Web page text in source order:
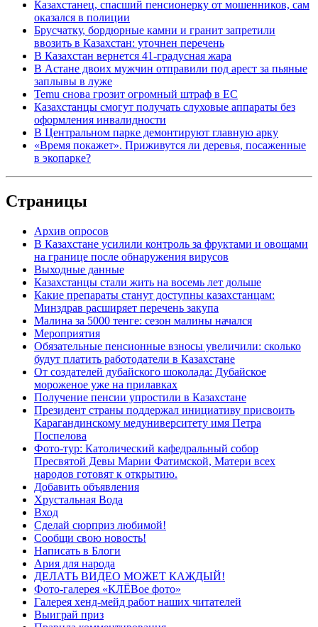
Казахстанец, спасший пенсионерку от мошенников, сам
оказался в полиции
Брусчатку, бордюрные камни и гранит запретили
ввозить в Казахстан: уточнен перечень
В Казахстан вернется 41-градусная жара
В Астане двоих мужчин отправили под арест за пьяные
заплывы в луже
Temu снова грозит огромный штраф в ЕС
Казахстанцы смогут получать слуховые аппараты без
оформления инвалидности
В Центральном парке демонтируют главную арку
«Время покажет». Приживутся ли деревья, посаженные
в экопарке?
Страницы
Архив опросов
В Казахстане усилили контроль за фруктами и овощами
на границе после обнаружения вирусов
Выходные данные
Казахстанцы стали жить на восемь лет дольше
Какие препараты станут доступны казахстанцам:
Минздрав расширяет перечень закупа
Малина за 5000 тенге: сезон малины начался
Мероприятия
Обязательные пенсионные взносы увеличили: сколько
будут платить работодатели в Казахстане
От создателей дубайского шоколада: Дубайское
мороженое уже на прилавках
Получение пенсии упростили в Казахстане
Президент страны поддержал инициативу присвоить
Карагандинскому медуниверситету имя Петра
Поспелова
Фото-тур: Католический кафедральный собор
Пресвятой Девы Марии Фатимской, Матери всех
народов готовят к открытию.
Добавить объявления
Хрустальная Вода
Вход
Сделай сюрприз любимой!
Сообщи свою новость!
Написать в Блоги
Ария для народа
ДЕЛАТЬ ВИДЕО МОЖЕТ КАЖДЫЙ!
Фото-галерея «КЛЁВое фото»
Галерея хенд-мейд работ наших читателей
Выиграй приз